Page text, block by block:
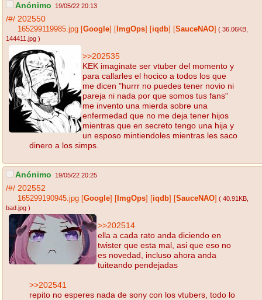
Anónimo 19/05/22 20:13
/#/ 202550
165299119985.jpg Google ImgOps iqdb SauceNAO ( 36.06KB
144411.jpg )
>>202535
KEK imaginate ser vtuber del momento y
para callarles el hocico a todos los que
me dicen "hurrr no puedes tener novio ni
pareja ni nada por que somos tus fans"
me invento una mierda sobre una
enfermedad que no me deja tener hijos
mientras que en secreto tengo una hija y
un esposo mintiendoles mientras les saco
dinero a los simps.
Anónimo 19/05/22 20:25
/#/ 202552
165299190945.jpg Google ImgOps iqdb SauceNAO ( 40.91KB
bad.jpg )
>>202514
ella a cada rato anda diciendo en
twister que esta mal, asi que eso no
es novedad, incluso ahora anda
tuiteando pendejadas
>>202541
repito no esperes nada de sony con los vtubers, todo lo